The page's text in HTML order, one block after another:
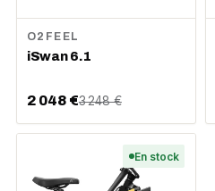
O2FEEL
iSwan 6.1
2 048 €3 248 €
En stock